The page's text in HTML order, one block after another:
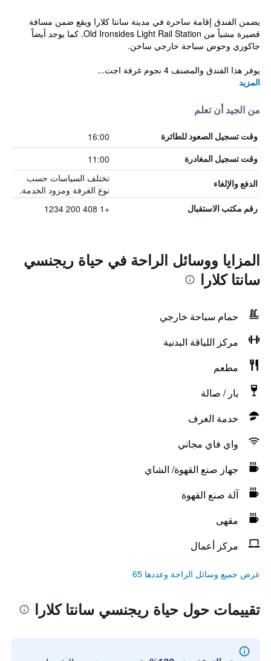
يضمن الفندق إقامة ساحرة في مدينة سانتا كلارا ويقع ضمن مسافة
قصيرة مشياً من Old Ironsides Light Rail Station. كما يوجد أيضاً
جاكوزي وحوض سباحة خارجي ساخن.
يوفر هذا الفندق والمصنف 4 نجوم غرفة اجت...
المزيد
من الجيد أن تعلم
وقت تسجيل الصعود للطائرة 16:00
وقت تسجيل المغادرة 11:00
الدفع والإلغاء
تختلف السياسات حسب
نوع الغرفة ومزود الخدمة.
رقم مكتب الاستقبال +1 408 200 1234
المزايا ووسائل الراحة في حياة ريجنسي
سانتا كلارا
حمام سباحة خارجي
مركز اللياقة البدنية
مطعم
بار / صالة
خدمة الغرف
واي فاي مجاني
جهاز صنع القهوة/ الشاي
آلة صنع القهوة
مقهى
مركز أعمال
عرض جميع وسائل الراحة وعددها 65
تقييمات حول حياة ريجنسي سانتا كلارا